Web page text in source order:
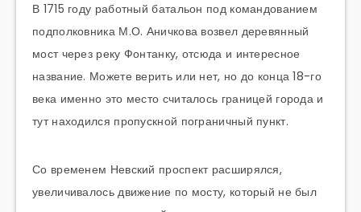
В 1715 году работный батальон под командованием
подполковника М.О. Аничкова возвел деревянный
мост через реку Фонтанку, отсюда и интересное
название. Можете верить или нет, но до конца 18-го
века именно это место считалось границей города и
тут находился пропускной пограничный пункт.
Со временем Невский проспект расширялся,
увеличивалось движение по мосту, который не был